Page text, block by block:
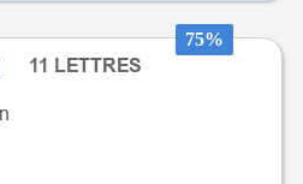
75%